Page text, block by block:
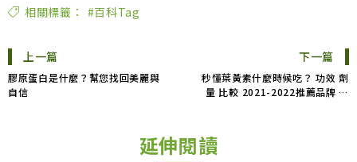
相關標籤： #百科Tag
上一篇
膠原蛋白是什麼？幫您找回美麗與
自信
下一篇
秒懂葉黃素什麼時候吃？ 功效 劑
量 比較 2021-2022推薦品牌 懶
延伸閱讀